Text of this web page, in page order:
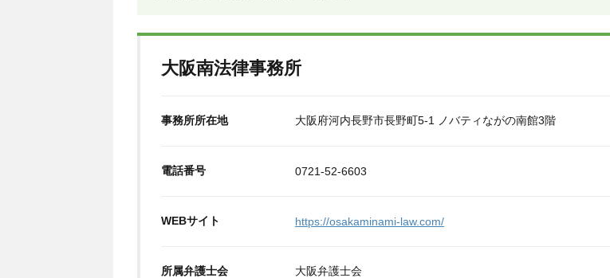
大阪南法律事務所
事務所所在地 大阪府河内長野市長野町5-1 ノバティながの南館3階
電話番号 0721-52-6603
WEBサイト https://osakaminami-law.com/
所属弁護士会 大阪弁護士会